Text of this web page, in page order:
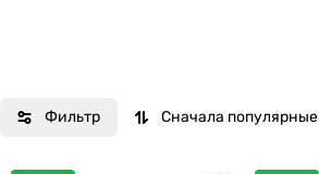
Фильтр Сначала популярные